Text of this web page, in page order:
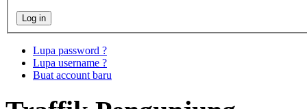
Lupa password ?
Lupa username ?
Buat account baru